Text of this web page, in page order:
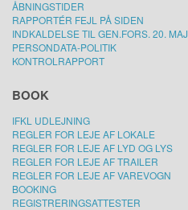
ÅBNINGSTIDER
RAPPORTÉR FEJL PÅ SIDEN
INDKALDELSE TIL GEN.FORS. 20. MAJ
PERSONDATA-POLITIK
KONTROLRAPPORT
BOOK
IFKL UDLEJNING
REGLER FOR LEJE AF LOKALE
REGLER FOR LEJE AF LYD OG LYS
REGLER FOR LEJE AF TRAILER
REGLER FOR LEJE AF VAREVOGN
BOOKING
REGISTRERINGSATTESTER